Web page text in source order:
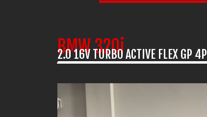
BMW 320i
2.0 16V TURBO ACTIVE FLEX GP 4P